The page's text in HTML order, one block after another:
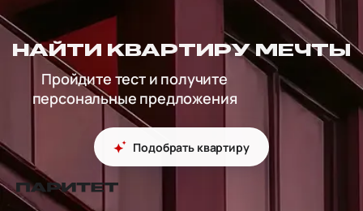
НАЙТИ КВАРТИРУ МЕЧТЫ
Пройдите тест и получите
персональные предложения
Подобрать квартиру
перейти на главную страницу